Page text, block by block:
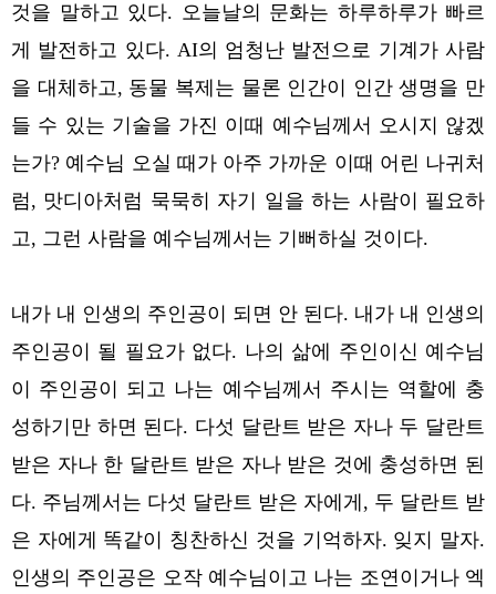
것을 말하고 있다. 오늘날의 문화는 하루하루가 빠르
게 발전하고 있다. AI의 엄청난 발전으로 기계가 사람
을 대체하고, 동물 복제는 물론 인간이 인간 생명을 만
들 수 있는 기술을 가진 이때 예수님께서 오시지 않겠
는가? 예수님 오실 때가 아주 가까운 이때 어린 나귀처
럼, 맛디아처럼 묵묵히 자기 일을 하는 사람이 필요하
고, 그런 사람을 예수님께서는 기뻐하실 것이다.
내가 내 인생의 주인공이 되면 안 된다. 내가 내 인생의
주인공이 될 필요가 없다. 나의 삶에 주인이신 예수님
이 주인공이 되고 나는 예수님께서 주시는 역할에 충
성하기만 하면 된다. 다섯 달란트 받은 자나 두 달란트
받은 자나 한 달란트 받은 자나 받은 것에 충성하면 된
다. 주님께서는 다섯 달란트 받은 자에게, 두 달란트 받
은 자에게 똑같이 칭찬하신 것을 기억하자. 잊지 말자.
인생의 주인공은 오작 예수님이고 나는 조연이거나 엑